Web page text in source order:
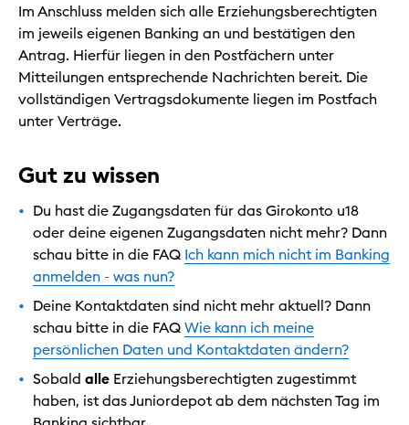
Im Anschluss melden sich alle Erziehungsberechtigten
im jeweils eigenen Banking an und bestätigen den
Antrag. Hierfür liegen in den Postfächern unter
Mitteilungen entsprechende Nachrichten bereit. Die
vollständigen Vertragsdokumente liegen im Postfach
unter Verträge.
Gut zu wissen
Du hast die Zugangsdaten für das Girokonto u18
oder deine eigenen Zugangsdaten nicht mehr? Dann
schau bitte in die FAQ Ich kann mich nicht im Banking
anmelden - was nun?
Deine Kontaktdaten sind nicht mehr aktuell? Dann
schau bitte in die FAQ Wie kann ich meine
persönlichen Daten und Kontaktdaten ändern?
Sobald alle Erziehungsberechtigten zugestimmt
haben, ist das Juniordepot ab dem nächsten Tag im